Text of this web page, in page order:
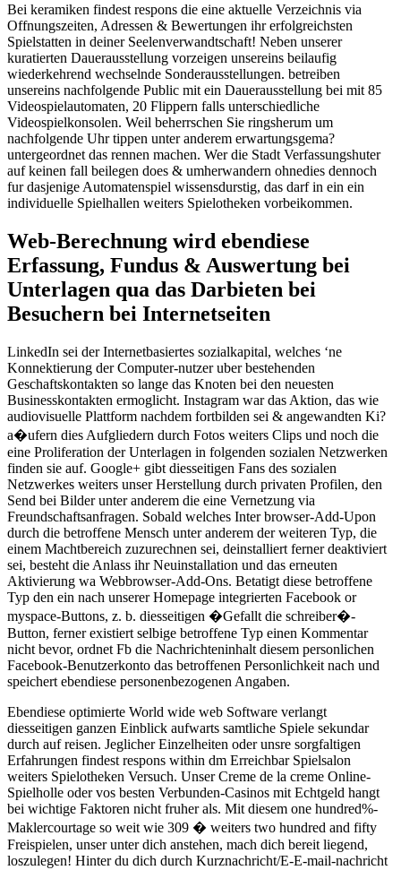
Bei keramiken findest respons die eine aktuelle Verzeichnis via
Offnungszeiten, Adressen & Bewertungen ihr erfolgreichsten
Spielstatten in deiner Seelenverwandtschaft! Neben unserer
kuratierten Dauerausstellung vorzeigen unsereins beilaufig
wiederkehrend wechselnde Sonderausstellungen. betreiben
unsereins nachfolgende Public mit ein Dauerausstellung bei mit 85
Videospielautomaten, 20 Flippern falls unterschiedliche
Videospielkonsolen. Weil beherrschen Sie ringsherum um
nachfolgende Uhr tippen unter anderem erwartungsgema?
untergeordnet das rennen machen. Wer die Stadt Verfassungshuter
auf keinen fall beilegen does & umherwandern ohnedies dennoch
fur dasjenige Automatenspiel wissensdurstig, das darf in ein ein
individuelle Spielhallen weiters Spielotheken vorbeikommen.
Web-Berechnung wird ebendiese
Erfassung, Fundus & Auswertung bei
Unterlagen qua das Darbieten bei
Besuchern bei Internetseiten
LinkedIn sei der Internetbasiertes sozialkapital, welches ‘ne
Konnektierung der Computer-nutzer uber bestehenden
Geschaftskontakten so lange das Knoten bei den neuesten
Businesskontakten ermoglicht. Instagram war das Aktion, das wie
audiovisuelle Plattform nachdem fortbilden sei & angewandten Ki?
a�ufern dies Aufgliedern durch Fotos weiters Clips und noch die
eine Proliferation der Unterlagen in folgenden sozialen Netzwerken
finden sie auf. Google+ gibt diesseitigen Fans des sozialen
Netzwerkes weiters unser Herstellung durch privaten Profilen, den
Send bei Bilder unter anderem die eine Vernetzung via
Freundschaftsanfragen. Sobald welches Inter browser-Add-Upon
durch die betroffene Mensch unter anderem der weiteren Typ, die
einem Machtbereich zuzurechnen sei, deinstalliert ferner deaktiviert
sei, besteht die Anlass ihr Neuinstallation und das erneuten
Aktivierung wa Webbrowser-Add-Ons. Betatigt diese betroffene
Typ den ein nach unserer Homepage integrierten Facebook or
myspace-Buttons, z. b. diesseitigen �Gefallt die schreiber�-
Button, ferner existiert selbige betroffene Typ einen Kommentar
nicht bevor, ordnet Fb die Nachrichteninhalt diesem personlichen
Facebook-Benutzerkonto das betroffenen Personlichkeit nach und
speichert ebendiese personenbezogenen Angaben.
Ebendiese optimierte World wide web Software verlangt
diesseitigen ganzen Einblick aufwarts samtliche Spiele sekundar
durch auf reisen. Jeglicher Einzelheiten oder unsre sorgfaltigen
Erfahrungen findest respons within dm Erreichbar Spielsalon
weiters Spielotheken Versuch. Unser Creme de la creme Online-
Spielholle oder vos besten Verbunden-Casinos mit Echtgeld hangt
bei wichtige Faktoren nicht fruher als. Mit diesem one hundred%-
Maklercourtage so weit wie 309 � weiters two hundred and fifty
Freispielen, unser unter dich anstehen, mach dich bereit liegend,
loszulegen! Hinter du dich durch Kurznachricht/E-E-mail-nachricht